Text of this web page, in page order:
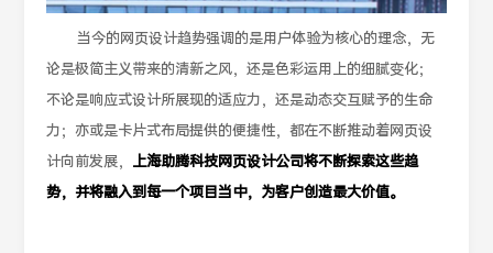
当今的网页设计趋势强调的是用户体验为核心的理念，无
论是极简主义带来的清新之风，还是色彩运用上的细腻变化；
不论是响应式设计所展现的适应力，还是动态交互赋予的生命
力；亦或是卡片式布局提供的便捷性，都在不断推动着网页设
计向前发展， 上海助腾科技网页设计公司将不断探索这些趋
势，并将融入到每一个项目当中，为客户创造最大价值。